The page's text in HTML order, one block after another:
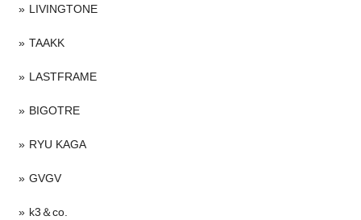
LIVINGTONE
TAAKK
LASTFRAME
BIGOTRE
RYU KAGA
GVGV
k3＆co.